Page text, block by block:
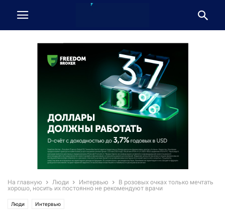
На главную Люди Интервью
В розовых очках только мечтать
хорошо, носить их постоянно не рекомендуют врачи
Люди Интервью